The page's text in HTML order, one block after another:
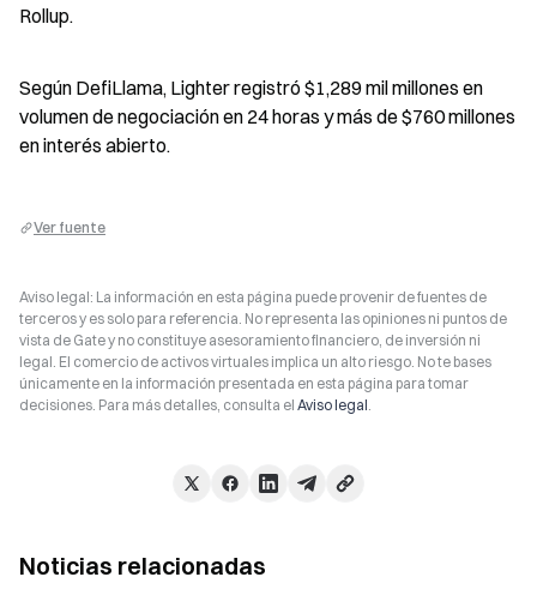
Rollup.
Según DefiLlama, Lighter registró $1,289 mil millones en
volumen de negociación en 24 horas y más de $760 millones
en interés abierto.
Ver fuente
Aviso legal: La información en esta página puede provenir de fuentes de
terceros y es solo para referencia. No representa las opiniones ni puntos de
vista de Gate y no constituye asesoramiento financiero, de inversión ni
legal. El comercio de activos virtuales implica un alto riesgo. No te bases
únicamente en la información presentada en esta página para tomar
decisiones. Para más detalles, consulta el Aviso legal.
Noticias relacionadas